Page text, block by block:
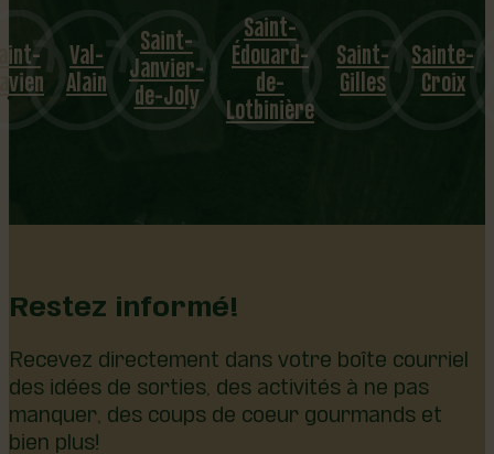
1
8
mu
nicipalités
Val-
Alain
Saint-
Janvier-
de-Joly
Saint-
Édouard-
de-
Lotbinière
Saint-
Gilles
Sainte-
Croix
Restez informé!
Recevez directement dans votre boîte courriel
des idées de sorties, des activités à ne pas
manquer, des coups de coeur gourmands et
bien plus!